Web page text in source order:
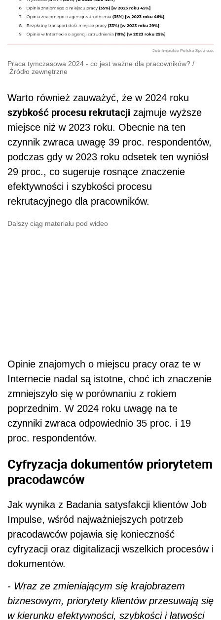
Praca tymczasowa 2024 - co jest ważne dla pracowników? /
Źródło zewnętrzne
Warto również zauważyć, że w 2024 roku
szybkość procesu rekrutacji zajmuje wyższe
miejsce niż w 2023 roku. Obecnie na ten
czynnik zwraca uwagę 39 proc. respondentów,
podczas gdy w 2023 roku odsetek ten wyniósł
29 proc., co sugeruje rosnące znaczenie
efektywności i szybkości procesu
rekrutacyjnego dla pracowników.
Dalszy ciąg materiału pod wideo
Opinie znajomych o miejscu pracy oraz te w
Internecie nadal są istotne, choć ich znaczenie
zmniejszyło się w porównaniu z rokiem
poprzednim. W 2024 roku uwagę na te
czynniki zwraca odpowiednio 35 proc. i 19
proc. respondentów.
Cyfryzacja dokumentów priorytetem
pracodawców
Jak wynika z Badania satysfakcji klientów Job
Impulse, wśród najważniejszych potrzeb
pracodawców pojawia się konieczność
cyfryzacji oraz digitalizacji wszelkich procesów i
dokumentów.
- Wraz ze zmieniającym się krajobrazem
biznesowym, priorytety klientów przesuwają się
w kierunku efektywności, szybkości i łatwości